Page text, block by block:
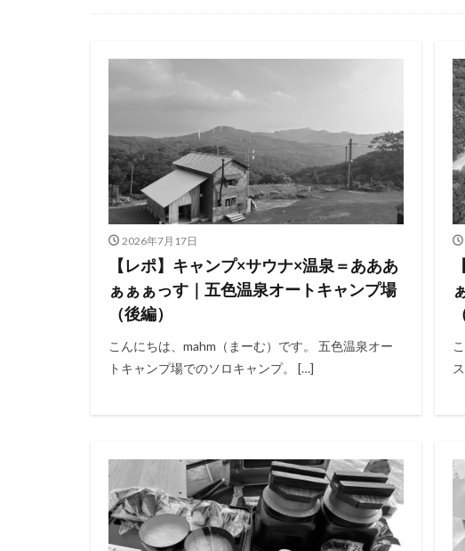
2026年7月17日
【レポ】キャンプ×サウナ×温泉＝あああ
ぁぁぁっす｜五色温泉オートキャンプ場
（後編）
こんにちは、mahm（まーむ）です。 五色温泉オー
トキャンプ場でのソロキャンプ。 […]
春キャンプ
RICOH GRⅢ
グランデ
海キャ
天
夏キャンプ
撮影レポ
りょうぜんこどもの村キャンプ
キャンプギアカスタム
薪
せせらぎ公園オートキャンプ場
雪中キャンプ
デイキャンプ